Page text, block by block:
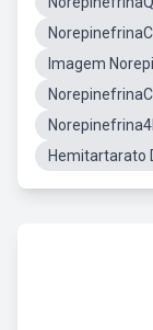
Imagem
Hemitartarato